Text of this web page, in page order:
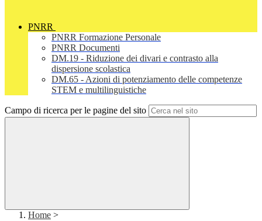
PNRR
PNRR Formazione Personale
PNRR Documenti
DM.19 - Riduzione dei divari e contrasto alla
dispersione scolastica
DM.65 - Azioni di potenziamento delle competenze
STEM e multilinguistiche
Campo di ricerca per le pagine del sito
Home >